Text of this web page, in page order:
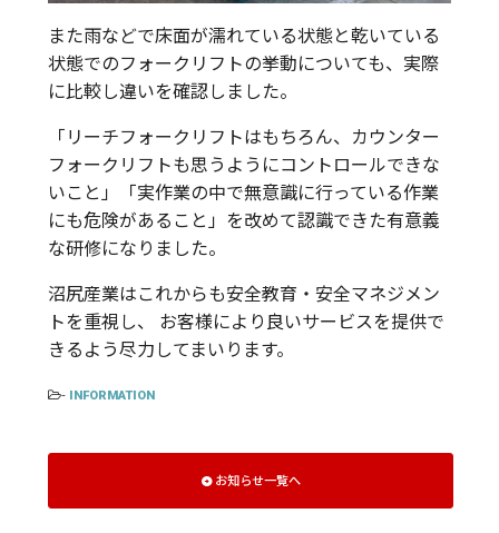
また雨などで床面が濡れている状態と乾いている
状態でのフォークリフトの挙動についても、実際
に比較し違いを確認しました。
「リーチフォークリフトはもちろん、カウンター
フォークリフトも思うようにコントロールできな
いこと」「実作業の中で無意識に行っている作業
にも危険があること」を改めて認識できた有意義
な研修になりました。
沼尻産業はこれからも安全教育・安全マネジメン
トを重視し、 お客様により良いサービスを提供で
きるよう尽力してまいります。
- INFORMATION
お知らせ一覧へ